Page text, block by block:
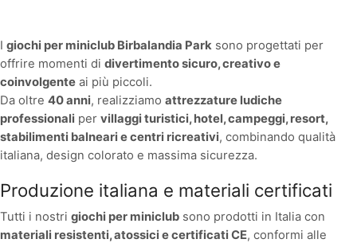
I giochi per miniclub Birbalandia Park sono progettati per
offrire momenti di divertimento sicuro, creativo e
coinvolgente ai più piccoli.
Da oltre 40 anni, realizziamo attrezzature ludiche
professionali per villaggi turistici, hotel, campeggi, resort,
stabilimenti balneari e centri ricreativi, combinando qualità
italiana, design colorato e massima sicurezza.
Produzione italiana e materiali certificati
Tutti i nostri giochi per miniclub sono prodotti in Italia con
materiali resistenti, atossici e certificati CE, conformi alle